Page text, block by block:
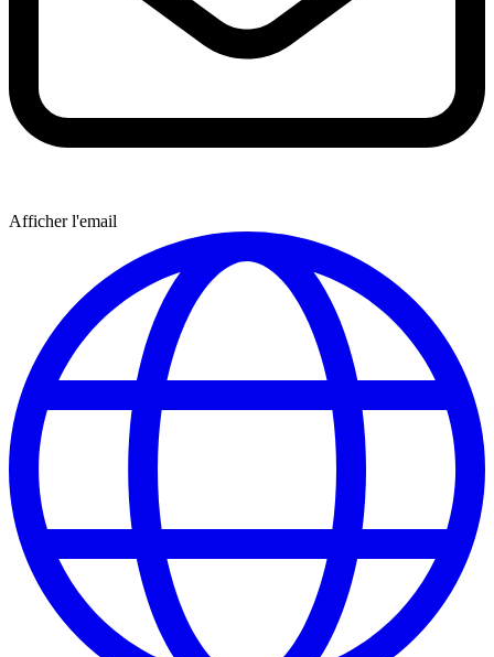
Afficher l'email